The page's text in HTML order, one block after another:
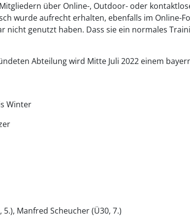
über Online-, Outdoor- oder
wurde aufrecht erhalten, ebenfalls im Online-
nicht genutzt haben. Dass sie ein normales
Abteilung wird Mitte Juli 2022 einem
Winter
Manfred Scheucher (Ü30, 7.)